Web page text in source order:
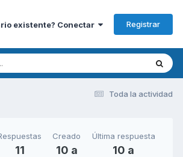
existente? Conectar Registrar
Toda la actividad
11
Creado
10 a
Última respuesta
10 a